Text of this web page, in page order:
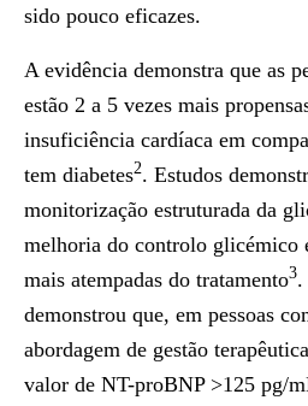
sido pouco eficazes.
A evidência demonstra que as
estão 2 a 5 vezes mais
insuficiência cardíaca em
tem diabetes2. Estudos
monitorização estruturada da
melhoria do controlo glicémico
mais atempadas do tratamento3.
demonstrou que, em pessoas
abordagem de gestão
valor de NT-proBNP >125 pg/